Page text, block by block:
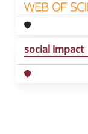
social impact